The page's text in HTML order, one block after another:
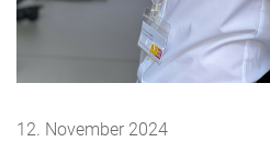
12. November 2024